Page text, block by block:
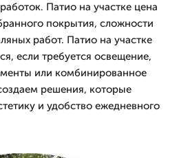
Патио на участке цена
покрытия, сложности
работ. Патио на участке
если требуется освещение,
или комбинированное
решения, которые
и удобство ежедневного